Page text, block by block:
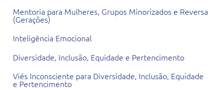
Mentoria para Mulheres, Grupos Minorizados e Reversa
(Gerações)
Inteligência Emocional
Diversidade, Inclusão, Equidade e Pertencimento
Viés Inconsciente para Diversidade, Inclusão, Equidade
e Pertencimento